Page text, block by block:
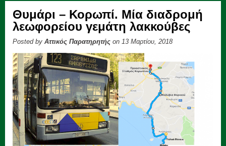
Θυμάρι – Κορωπί. Mία διαδρομή
λεωφορείου γεμάτη λακκούβες
Posted by Αττικός Παρατηρητής on 13 Μαρτίου, 2018